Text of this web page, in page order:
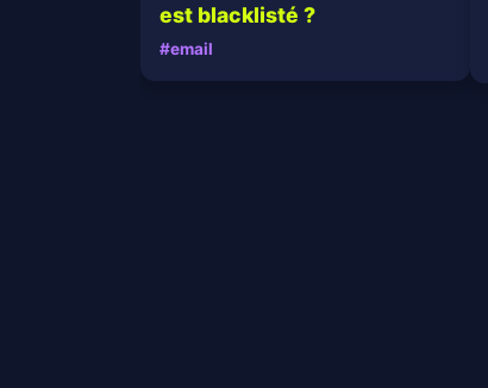
est blacklisté ?
#email